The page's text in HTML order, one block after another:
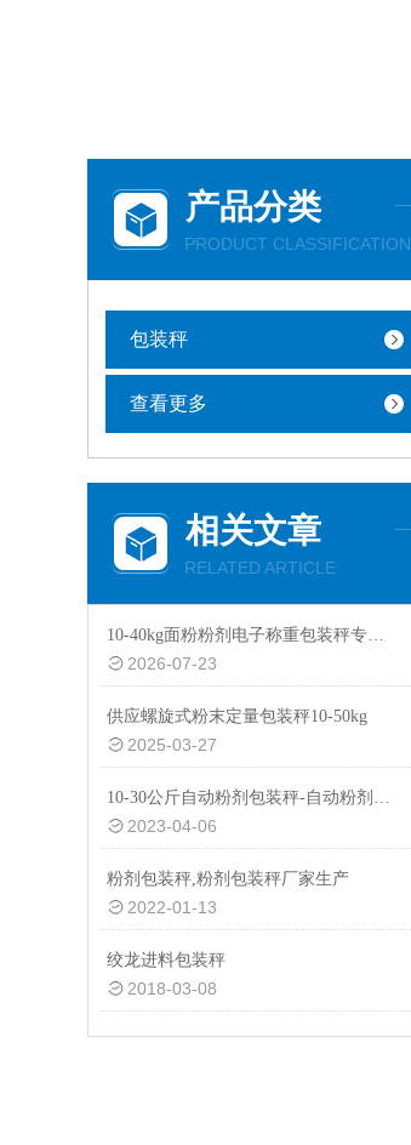
产品分类
PRODUCT CLASSIFICATION
包装秤
查看更多
相关文章
RELATED ARTICLE
10-40kg面粉粉剂电子称重包装秤专用设备
2026-07-23
供应螺旋式粉末定量包装秤10-50kg
2025-03-27
10-30公斤自动粉剂包装秤-自动粉剂防尘防爆功能包装机厂家生产
2023-04-06
粉剂包装秤,粉剂包装秤厂家生产
2022-01-13
绞龙进料包装秤
2018-03-08